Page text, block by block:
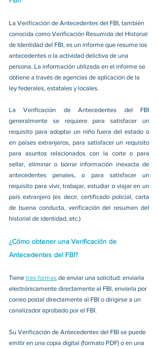
La Verificación de Antecedentes del FBI, también
conocida como Verificación Resumida del Historial
de Identidad del FBI, es un informe que resume los
antecedentes o la actividad delictiva de una
persona. La información utilizada en el informe se
obtiene a través de agencias de aplicación de la
ley federales, estatales y locales.
La Verificación de Antecedentes del FBI
generalmente se requiere para satisfacer un
requisito para adoptar un niño fuera del estado o
en países extranjeros, para satisfacer un requisito
para asuntos relacionados con la corte o para
sellar, eliminar o borrar información inexacta de
antecedentes penales, o para satisfacer un
requisito para vivir, trabajar, estudiar o viajar en un
país extranjero (es decir, certificado policial, carta
de buena conducta, verificación del resumen del
historial de identidad, etc.)
¿Cómo obtener una Verificación de
Antecedentes del FBI?
Tiene tres formas de enviar una solicitud: enviarla
electrónicamente directamente al FBI, enviarla por
correo postal directamente al FBI o dirigirse a un
canalizador aprobado por el FBI.
Su Verificación de Antecedentes del FBI se puede
emitir en una copia digital (formato PDF) o en una